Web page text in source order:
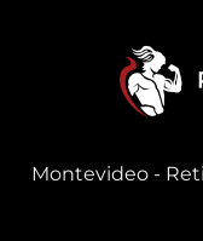
Montevideo -